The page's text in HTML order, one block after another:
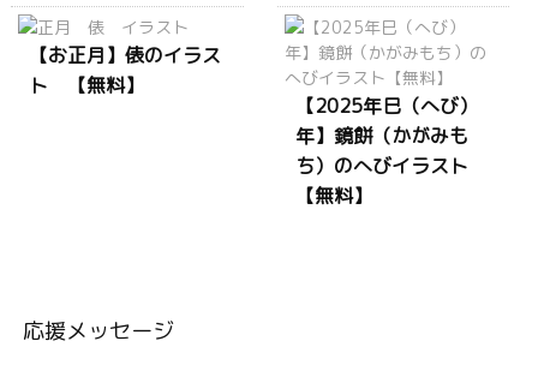
【お正月】俵のイラス
ト 【無料】
【2025年巳（へび）
年】鏡餅（かがみも
ち）のへびイラスト
【無料】
応援メッセージ